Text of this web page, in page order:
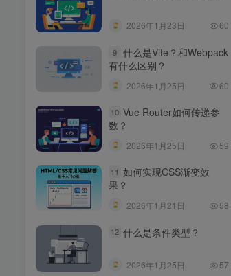
2026年1月23日 60
9 什么是Vite？和Webpack
有什么区别？
2026年1月25日 60
10 Vue Router如何传递参
数？
2026年1月25日 59
11 如何实现CSS渐变效
果？
2026年1月21日 58
12 什么是条件类型？
2026年1月25日 57